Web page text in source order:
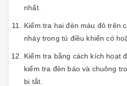
nhất.
Kiểm tra hai đèn màu đỏ trên
nháy trong tủ điều khiển có
Kiểm tra bằng cách kích hoạt
kiểm tra đèn báo và chuông
bị tắt.